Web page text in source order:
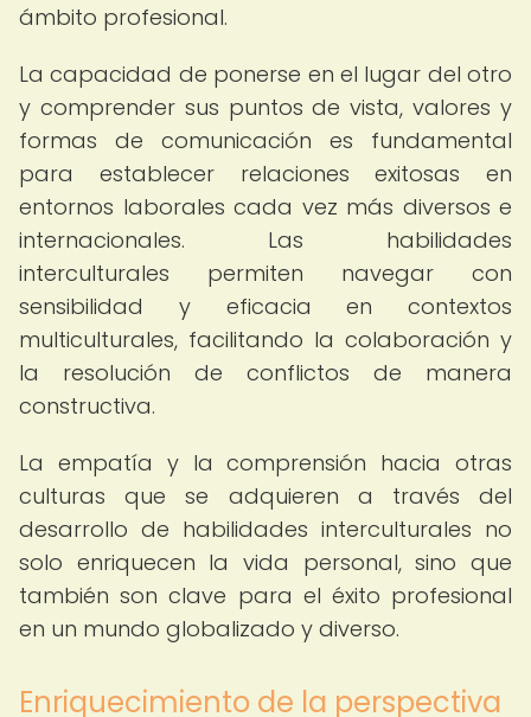
ámbito profesional.
La capacidad de ponerse en el lugar del otro
y comprender sus puntos de vista, valores y
formas de comunicación es fundamental
para establecer relaciones exitosas en
entornos laborales cada vez más diversos e
internacionales. Las habilidades
interculturales permiten navegar con
sensibilidad y eficacia en contextos
multiculturales, facilitando la colaboración y
la resolución de conflictos de manera
constructiva.
La empatía y la comprensión hacia otras
culturas que se adquieren a través del
desarrollo de habilidades interculturales no
solo enriquecen la vida personal, sino que
también son clave para el éxito profesional
en un mundo globalizado y diverso.
Enriquecimiento de la perspectiva